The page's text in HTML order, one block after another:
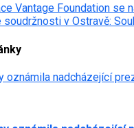
Vantage Foundation se
soudržnosti v Ostravě:
oznámila nadcházející